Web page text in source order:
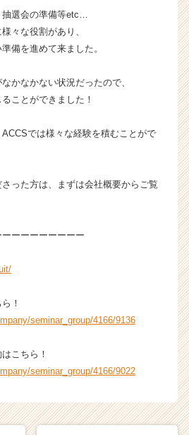
選会の準備等etc…
々な役割があり、
備を進めて来ました。
かなかない状況だったので、
ことができました！
では様々な経験を積むことがで
った方は、まずは会社概要からご覧
ーーーーーーーー
！
seminar_group/4166/9136
こちら！
seminar_group/4166/9022